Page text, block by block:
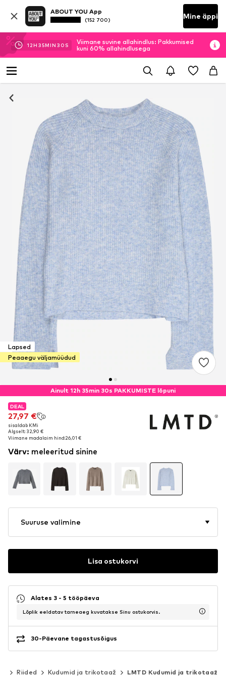
ABOUT YOU App
(152 700) Mine äppi
12H 35MIN 30 S
Viimane suvine allahindlus: Pakkumised
kuni 60% allahindlusega
Lapsed
Peaaegu väljamüüdud
Ainult 12h 35min 30s PAKKUMISTE lõpuni
DEAL
27,97 €
sisaldab KMi
Algselt: 32,90 €
Viimane madalaim hind:26,01 €
DEAL
27,97 €
sisaldab KMi
Algselt: 32,90 €
Viimane madalaim hind:26,01 €
Värv: meleeritud sinine
Suuruse valimine
Lisa ostukorvi
Alates 3 - 5 tööpäeva
Lõplik eeldatav tarneaeg kuvatakse Sinu ostukorvis.
30-Päevane tagastusõigus
Riided Kudumid ja trikotaaž LMTD Kudumid ja trikotaaž